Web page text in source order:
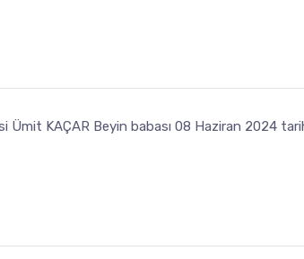
Ümit KAÇAR Beyin babası 08 Haziran 2024